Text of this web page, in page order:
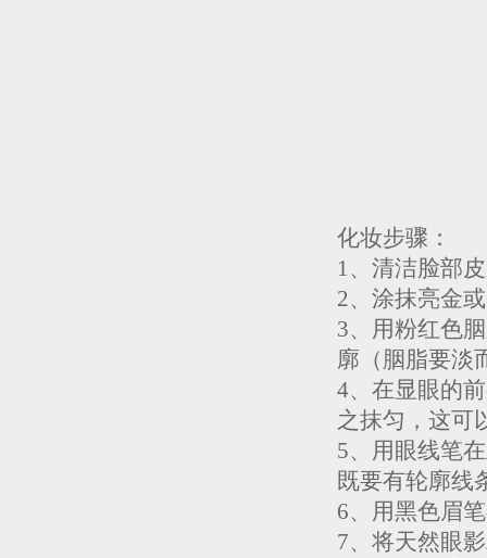
化妆步骤：
1、清洁脸部
2、涂抹亮金
3、用粉红色
廓（胭脂要淡
4、在显眼的
之抹匀，这可
5、用眼线笔
既要有轮廓线
6、用黑色眉
7、将天然眼